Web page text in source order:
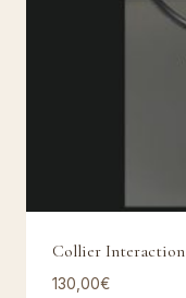
Collier Interaction
130,00€